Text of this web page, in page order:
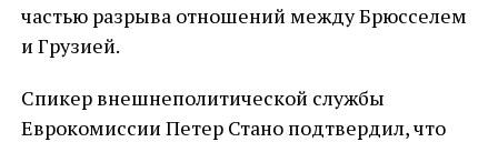
частью разрыва отношений между Брюсселем
и Грузией.
Спикер внешнеполитической службы
Еврокомиссии Петер Стано подтвердил, что